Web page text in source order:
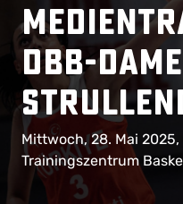
DBB-
Mittwoch, 28. Mai 2025,
Trainingszentrum